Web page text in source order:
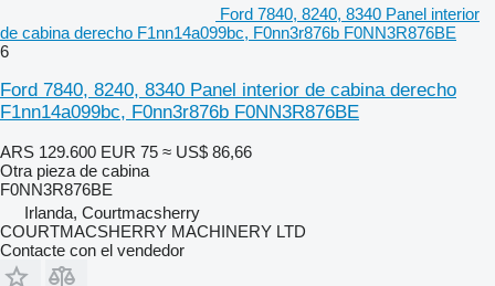
Ford 7840, 8240, 8340 Panel interior
de cabina derecho F1nn14a099bc, F0nn3r876b F0NN3R876BE
6
Ford 7840, 8240, 8340 Panel interior de cabina derecho
F1nn14a099bc, F0nn3r876b F0NN3R876BE
ARS 129.600 EUR 75 ≈ US$ 86,66
Otra pieza de cabina
F0NN3R876BE
Irlanda, Courtmacsherry
COURTMACSHERRY MACHINERY LTD
Contacte con el vendedor